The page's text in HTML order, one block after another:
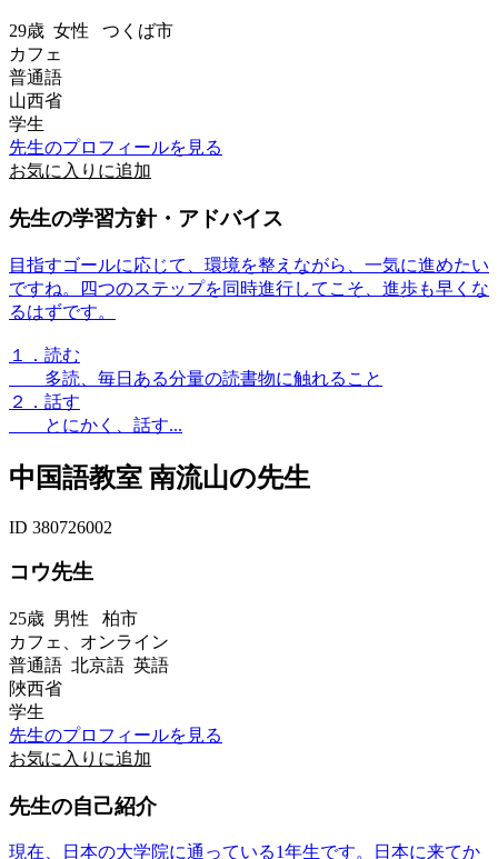
29歳 女性 つくば市
カフェ
普通語
山西省
学生
先生のプロフィールを見る
お気に入りに追加
先生の学習方針・アドバイス
目指すゴールに応じて、環境を整えながら、一気に進めたい
ですね。四つのステップを同時進行してこそ、進歩も早くな
るはずです。
１．読む
多読、毎日ある分量の読書物に触れること
２．話す
とにかく、話す...
中国語教室 南流山の先生
ID 380726002
コウ先生
25歳 男性 柏市
カフェ、オンライン
普通語 北京語 英語
陜西省
学生
先生のプロフィールを見る
お気に入りに追加
先生の自己紹介
現在、日本の大学院に通っている1年生です。日本に来てか